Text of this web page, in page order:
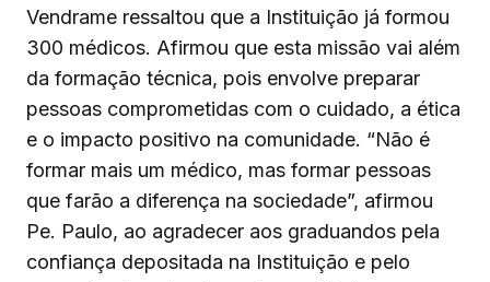
Vendrame ressaltou que a Instituição já formou
300 médicos. Afirmou que esta missão vai além
da formação técnica, pois envolve preparar
pessoas comprometidas com o cuidado, a ética
e o impacto positivo na comunidade. “Não é
formar mais um médico, mas formar pessoas
que farão a diferença na sociedade”, afirmou
Pe. Paulo, ao agradecer aos graduandos pela
confiança depositada na Instituição e pelo